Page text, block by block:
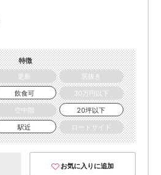
特徴
更新
居抜き
飲食可
30万円以下
空中階
20坪以下
駅近 ロードサイド
お気に入りに追加